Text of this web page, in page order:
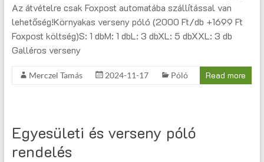
Az átvételre csak Foxpost automatába szállítással van
lehetőség!Környakas verseny póló (2000 Ft/db +1699 Ft
Foxpost költség)S: 1 dbM: 1 dbL: 3 dbXL: 5 dbXXL: 3 db
Galléros verseny
Merczel Tamás 2024-11-17 Póló Read more
Egyesületi és verseny póló
rendelés